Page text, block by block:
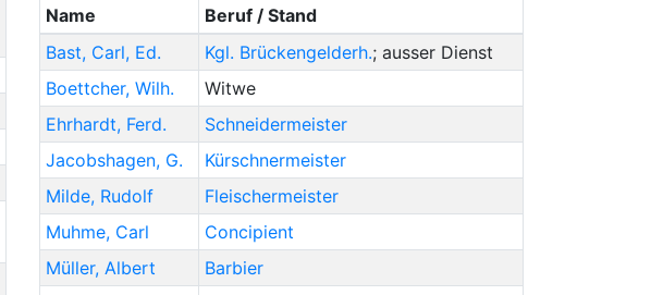
Name
Beruf / Stand
Bast, Carl, Ed. Kgl. Brückengelderh.; ausser Dienst
Boettcher, Wilh.
Witwe
Ehrhardt, Ferd.
Schneidermeister
Jacobshagen, G.
Kürschnermeister
Milde, Rudolf
Fleischermeister
Muhme, Carl
Concipient
Müller, Albert
Barbier